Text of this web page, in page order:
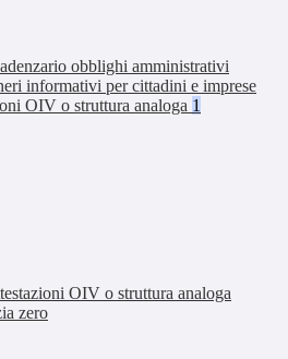
obblighi amministrativi
informativi per cittadini e imprese
OIV o struttura analoga 1
OIV o struttura analoga
zero